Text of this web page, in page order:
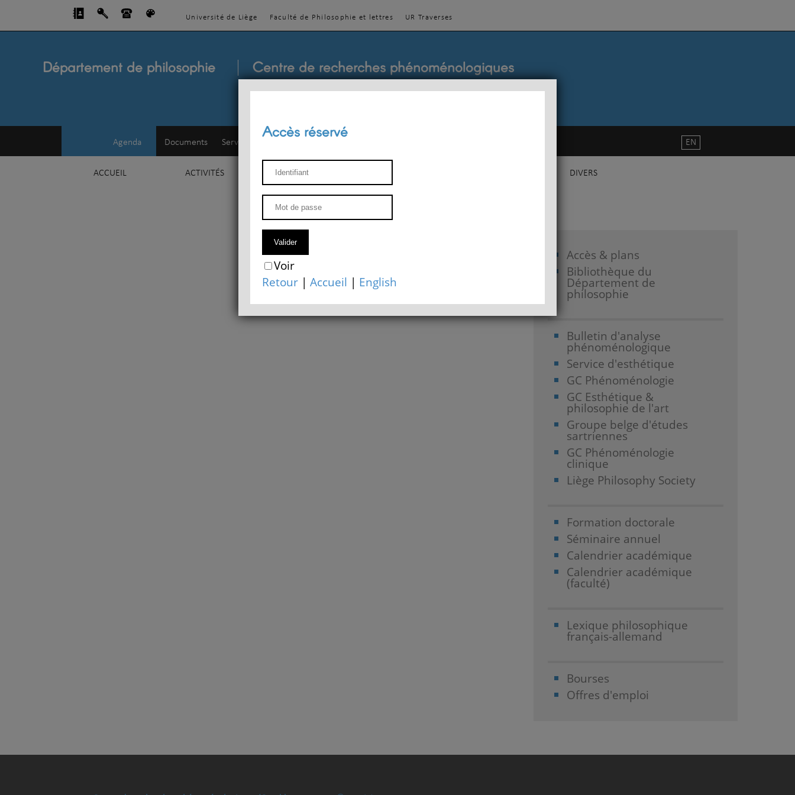
Université de Liège Faculté de Philosophie et lettres UR Traverses
Département de philosophie Centre de recherches phénoménologiques
Agenda Documents Service d'esthétique
ACCUEIL ACTIVITÉS ENSEIGNEMENT DIVERS
EN
Accès & plans
Bibliothèque du
Département de
philosophie
Bulletin d'analyse
phénoménologique
Service d'esthétique
GC Phénoménologie
GC Esthétique &
philosophie de l'art
Groupe belge d'études
sartriennes
GC Phénoménologie
clinique
Liège Philosophy Society
Formation doctorale
Séminaire annuel
Calendrier académique
Calendrier académique
(faculté)
Lexique philosophique
français-allemand
Bourses
Offres d'emploi
Accès réservé
Voir
Retour |Accueil | English